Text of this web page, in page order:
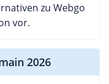
zu Webgo
vor.
2026